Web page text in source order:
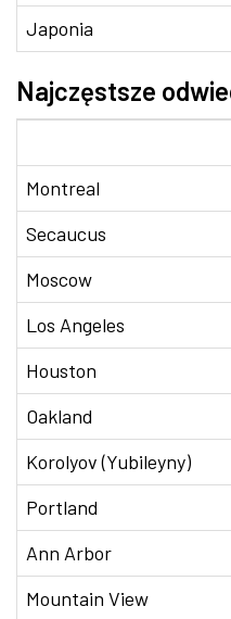
Japonia
Najczęstsze
Montreal
Secaucus
Moscow
Los Angeles
Houston
Oakland
Korolyov (Yubileyny)
Portland
Ann Arbor
Mountain View